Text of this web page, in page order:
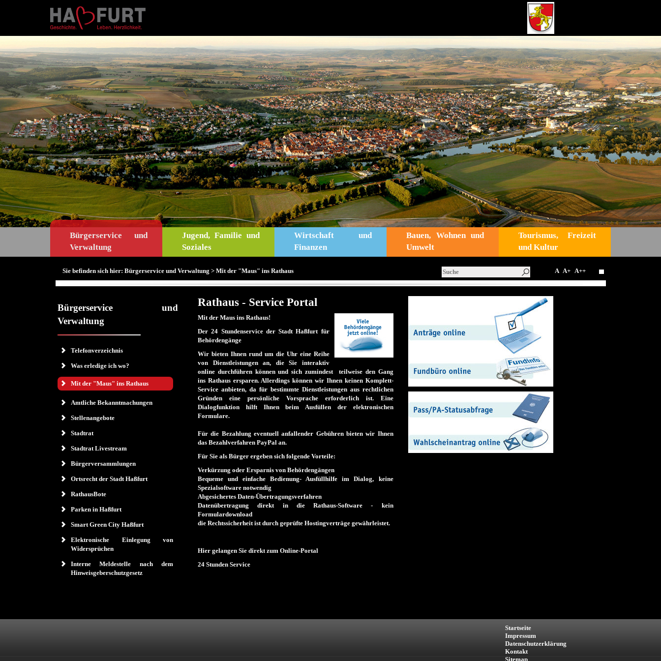
Bürgerservice und
Verwaltung
Jugend, Familie und
Soziales
Wirtschaft und
Finanzen
Bauen, Wohnen und
Umwelt
Tourismus, Freizeit
und Kultur
Sie befinden sich hier: Bürgerservice und Verwaltung > Mit der "Maus" ins Rathaus A A+ A++
Bürgerservice und
Verwaltung
Telefonverzeichnis
Was erledige ich wo?
Mit der "Maus" ins Rathaus
Amtliche Bekanntmachungen
Stellenangebote
Stadtrat
Stadtrat Livestream
Bürgerversammlungen
Ortsrecht der Stadt Haßfurt
RathausBote
Parken in Haßfurt
Smart Green City Haßfurt
Elektronische Einlegung von
Widersprüchen
Interne Meldestelle nach dem
Hinweisgeberschutzgesetz
Rathaus - Service Portal
Mit der Maus ins Rathaus!
Der24 Stundenservice der Stadt Haßfurt für
Behördengänge
Wir bieten Ihnen rund um die Uhr eine Reihe
von Dienstleistungen an, die Sie interaktiv
online durchführen können und sich zumindest teilweise den Gang
ins Rathaus ersparen. Allerdings können wir Ihnen keinen Komplett-
Service anbieten, da für bestimmte Dienstleistungen aus rechtlichen
Gründen eine persönliche Vorsprache erforderlich ist. Eine
Dialogfunktion hilft Ihnen beim Ausfüllen der elektronischen
Formulare.
Für die Bezahlung eventuell anfallender Gebühren bieten wir Ihnen
das Bezahlverfahren PayPal an.
Für Sie als Bürger ergeben sich folgende Vorteile:
Verkürzung oder Ersparnis von Behördengängen
Bequeme und einfache Bedienung- Ausfüllhilfe im Dialog, keine
Spezialsoftware notwendig
Abgesichertes Daten-Übertragungsverfahren
Datenübertragung direkt in die Rathaus-Software - kein
Formulardownload
die Rechtssicherheit ist durch geprüfte Hostingverträge gewährleistet.
Hier gelangen Sie direkt zum Online-Portal
24 Stunden Service
Startseite
Impressum
Datenschutzerklärung
Kontakt
Sitemap